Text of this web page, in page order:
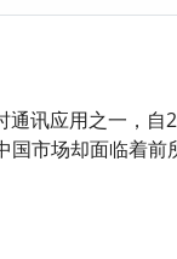
讯应用之一，自
市场却面临着前